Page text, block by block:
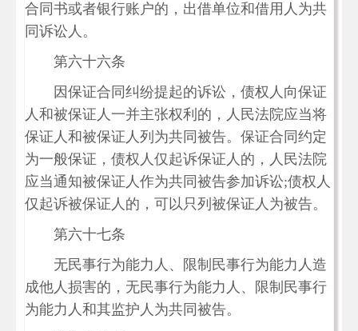
合同书或者银行账户的，出借单位和借用人为共
同诉讼人。
第六十六条
因保证合同纠纷提起的诉讼，债权人向保证
人和被保证人一并主张权利的，人民法院应当将
保证人和被保证人列为共同被告。保证合同约定
为一般保证，债权人仅起诉保证人的，人民法院
应当通知被保证人作为共同被告参加诉讼;债权人
仅起诉被保证人的，可以只列被保证人为被告。
第六十七条
无民事行为能力人、限制民事行为能力人造
成他人损害的，无民事行为能力人、限制民事行
为能力人和其监护人为共同被告。